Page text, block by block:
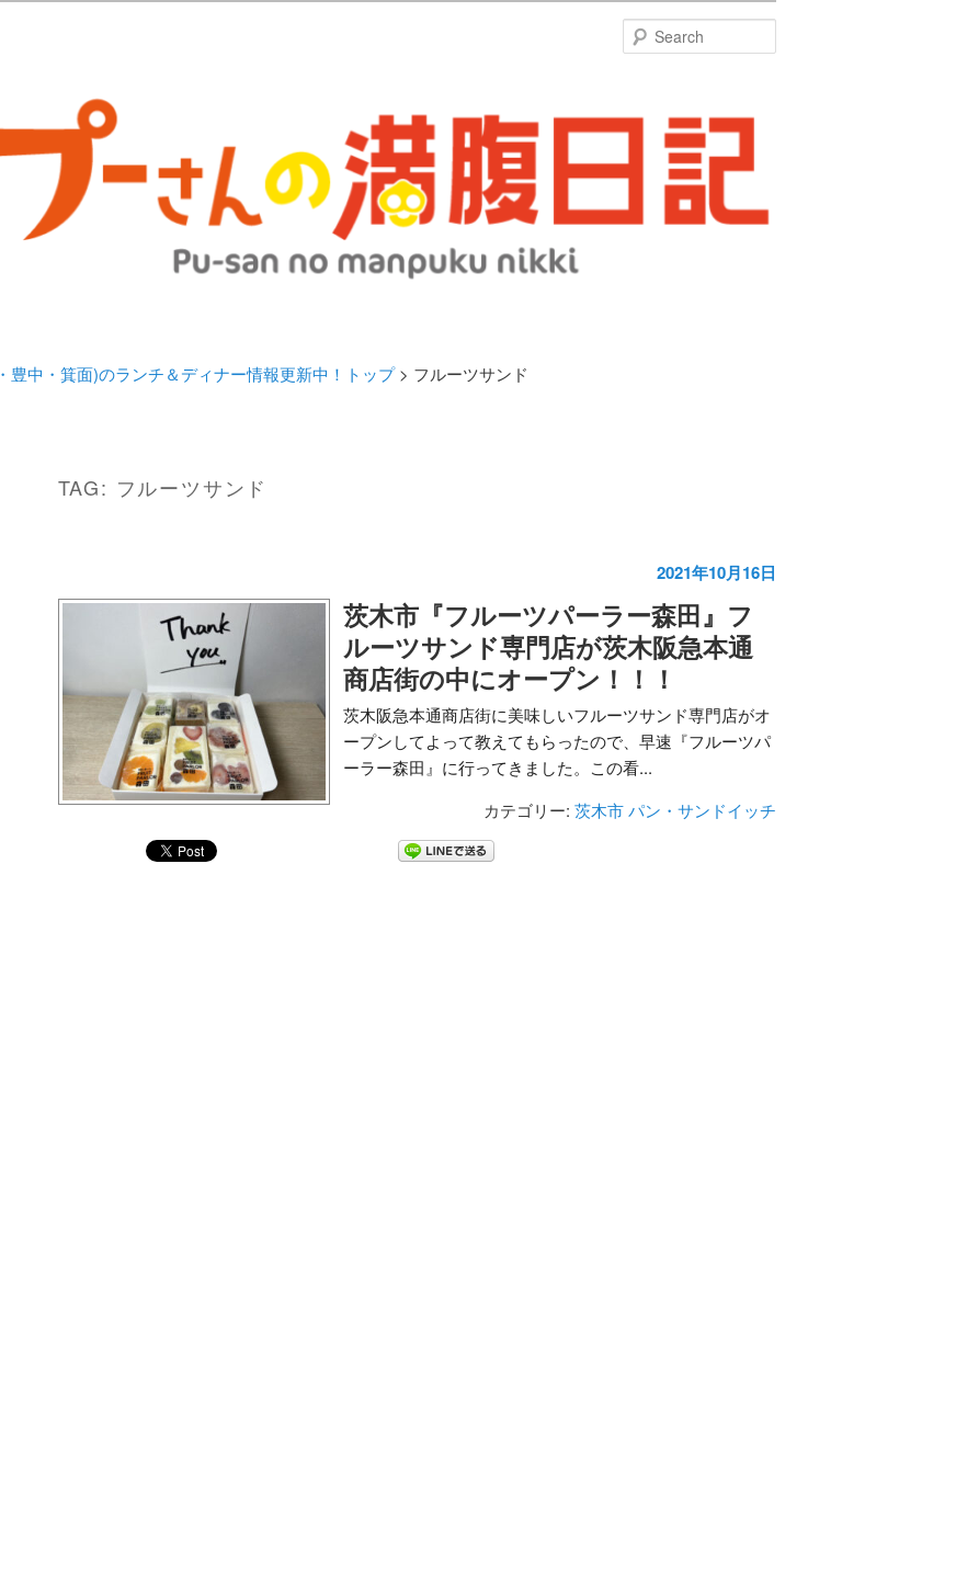
| 大阪(高槻・茨木・吹田・
チ＆ディナー情報更新中！
中・箕面)のランチ＆ディナー情報更新中！トップ> フルーツサンド
TAG: フルーツサンド
2021年10月16日
茨木市『フルーツパーラー森田』フ
ルーツサンド専門店が茨木阪急本通
商店街の中にオープン！！！
茨木阪急本通商店街に美味しいフルーツサンド専門店がオ
ープンしてよって教えてもらったので、早速『フルーツパ
ーラー森田』に行ってきました。この看...
カテゴリー: 茨木市 パン・サンドイッチ